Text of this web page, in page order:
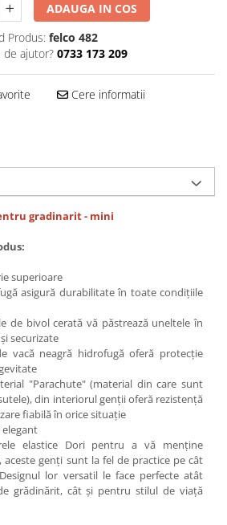
ADAUGA IN COS
Produs: felco 482
de ajutor? 0733 173 209
Cere informatii
gradinarit - mini
superioare
asigură durabilitate în toate condițiile
de bivol cerată vă păstrează uneltele în
securizate
vacă neagră hidrofugă oferă protecție
"Parachute" (material din care sunt
din interiorul genții oferă rezistență
fiabilă în orice situație
elegant
elastice Dori pentru a vă menține
aceste genți sunt la fel de practice pe cât
lor versatil le face perfecte atât
grădinărit, cât și pentru stilul de viață